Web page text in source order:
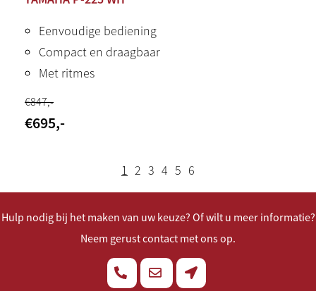
Eenvoudige bediening
Compact en draagbaar
Met ritmes
€847,-
€695,-
1 2 3 4 5 6
Hulp nodig bij het maken van uw keuze? Of wilt u meer informatie?
Neem gerust contact met ons op.